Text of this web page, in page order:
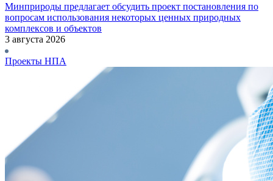
Минприроды предлагает обсудить проект постановления по
вопросам использования некоторых ценных природных
комплексов и объектов
3 августа 2026
Проекты НПА